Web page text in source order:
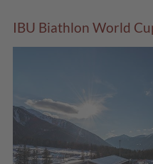
IBU Biathlon World